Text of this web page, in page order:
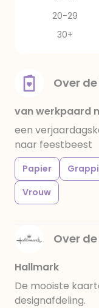
20-29
30+
Over
van werkpaard
een
naar feestbeest
Papier
Vrouw
Over
Hallmark
De mooiste
designafdeling.